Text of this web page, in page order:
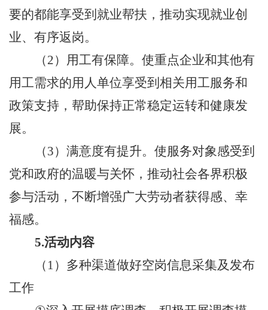
要的都能享受到就业帮扶，推动实现就业创
业、有序返岗。
（2）用工有保障。使重点企业和其他有
用工需求的用人单位享受到相关用工服务和
政策支持，帮助保持正常稳定运转和健康发
展。
（3）满意度有提升。使服务对象感受到
党和政府的温暖与关怀，推动社会各界积极
参与活动，不断增强广大劳动者获得感、幸
福感。
5.活动内容
（ 1）多种渠道做好空岗信息采集及发布
工作